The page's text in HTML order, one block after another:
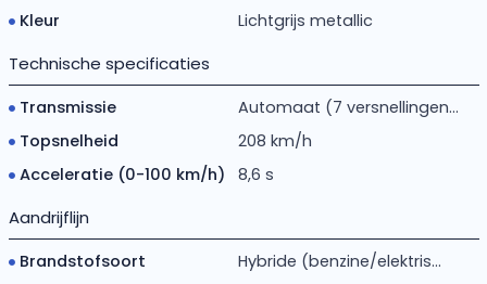
Kleur Lichtgrijs metallic
Technische specificaties
Transmissie
Automaat (7 versnellingen...
Topsnelheid
208 km/h
Acceleratie (0-100 km/h)
8,6 s
Aandrijflijn
Brandstofsoort
Hybride (benzine/elektris...